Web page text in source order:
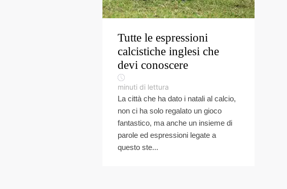
Tutte le espressioni
calcistiche inglesi che
devi conoscere
minuti di lettura
La città che ha dato i natali al calcio,
non ci ha solo regalato un gioco
fantastico, ma anche un insieme di
parole ed espressioni legate a
questo ste...